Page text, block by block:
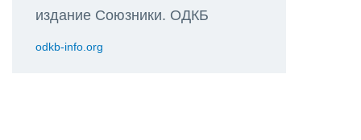
издание Союзники. ОДКБ
odkb-info.org